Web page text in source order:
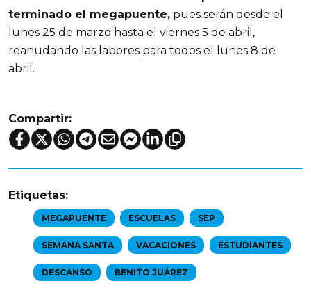
terminado el megapuente, pues serán desde el
lunes 25 de marzo hasta el viernes 5 de abril,
reanudando las labores para todos el lunes 8 de
abril.
Compartir:
Etiquetas:
MEGAPUENTE ESCUELAS SEP
SEMANA SANTA VACACIONES ESTUDIANTES
DESCANSO BENITO JUÁREZ